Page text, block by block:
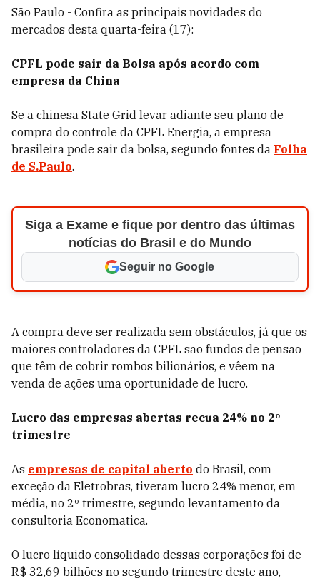
São Paulo - Confira as principais novidades do
mercados desta quarta-feira (17):
CPFL pode sair da Bolsa após acordo com
empresa da China
Se a chinesa State Grid levar adiante seu plano de
compra do controle da CPFL Energia, a empresa
brasileira pode sair da bolsa, segundo fontes da Folha
de S.Paulo.
Siga a Exame e fique por dentro das últimas
notícias do Brasil e do Mundo
Seguir no Google
A compra deve ser realizada sem obstáculos, já que os
maiores controladores da CPFL são fundos de pensão
que têm de cobrir rombos bilionários, e vêem na
venda de ações uma oportunidade de lucro.
Lucro das empresas abertas recua 24% no 2º
trimestre
As empresas de capital aberto do Brasil, com
exceção da Eletrobras, tiveram lucro 24% menor, em
média, no 2º trimestre, segundo levantamento da
consultoria Economatica.
O lucro líquido consolidado dessas corporações foi de
R$ 32,69 bilhões no segundo trimestre deste ano,